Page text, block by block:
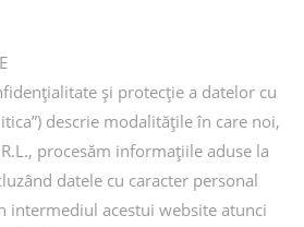
și protecție a datelor cu
descrie modalitățile în care noi,
procesăm informațiile aduse la
datele cu caracter personal
intermediul acestui website atunci